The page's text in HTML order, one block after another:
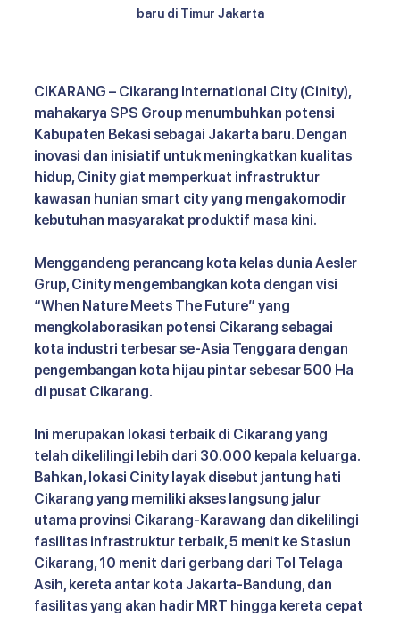
baru di Timur Jakarta
CIKARANG – Cikarang International City (Cinity),
mahakarya SPS Group menumbuhkan potensi
Kabupaten Bekasi sebagai Jakarta baru. Dengan
inovasi dan inisiatif untuk meningkatkan kualitas
hidup, Cinity giat memperkuat infrastruktur
kawasan hunian smart city yang mengakomodir
kebutuhan masyarakat produktif masa kini.
Menggandeng perancang kota kelas dunia Aesler
Grup, Cinity mengembangkan kota dengan visi
“When Nature Meets The Future” yang
mengkolaborasikan potensi Cikarang sebagai
kota industri terbesar se-Asia Tenggara dengan
pengembangan kota hijau pintar sebesar 500 Ha
di pusat Cikarang.
Ini merupakan lokasi terbaik di Cikarang yang
telah dikelilingi lebih dari 30.000 kepala keluarga.
Bahkan, lokasi Cinity layak disebut jantung hati
Cikarang yang memiliki akses langsung jalur
utama provinsi Cikarang-Karawang dan dikelilingi
fasilitas infrastruktur terbaik, 5 menit ke Stasiun
Cikarang, 10 menit dari gerbang dari Tol Telaga
Asih, kereta antar kota Jakarta-Bandung, dan
fasilitas yang akan hadir MRT hingga kereta cepat